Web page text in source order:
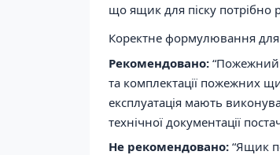
що ящик для піску потрібно
Коректне формулювання для
Рекомендовано: “Пожежний
та комплектації пожежних
експлуатація мають
технічної документації
Не рекомендовано: “Ящик